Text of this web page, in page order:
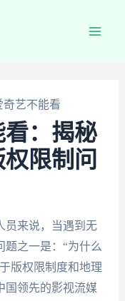
奇艺不能看
：揭秘
限制问
员来说，当遇到无
题之一是：“为什么
版权限制度和地理
国领先的影视流媒